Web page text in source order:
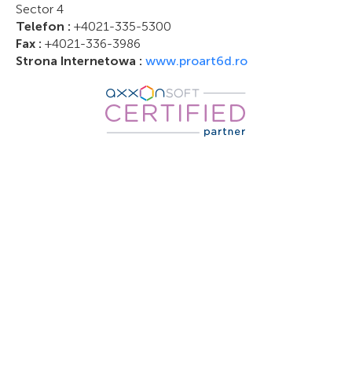
Sector 4
Telefon : +4021-335-5300
Fax : +4021-336-3986
Strona Internetowa : www.proart6d.ro